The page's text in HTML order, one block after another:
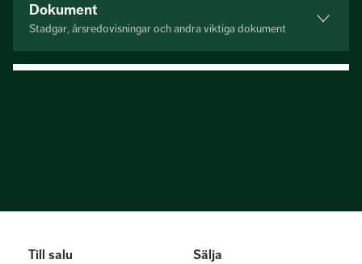
Dokument
Stadgar, årsredovisningar och andra viktiga dokument
Till salu Sälja